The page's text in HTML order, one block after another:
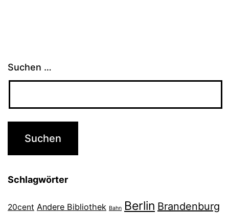
Suchen …
Schlagwörter
20cent Andere Bibliothek Bahn Berlin Brandenburg